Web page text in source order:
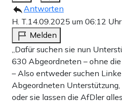
Antworten
H. T.14.09.2025 um 06:12 Uhr
Melden
„Dafür suchen sie nun
630 Abgeordneten – ohne die
– Also entweder suchen
Abgeordneten
oder sie lassen die AfDler